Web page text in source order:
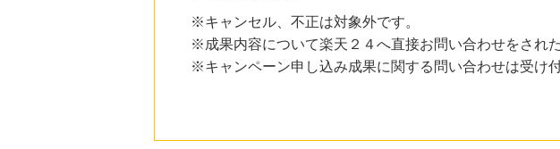
※キャンセル、不正は対象外です。
※成果内容について楽天２４へ直接お問い合わせをされ
※キャンペーン申し込み成果に関する問い合わせは受け